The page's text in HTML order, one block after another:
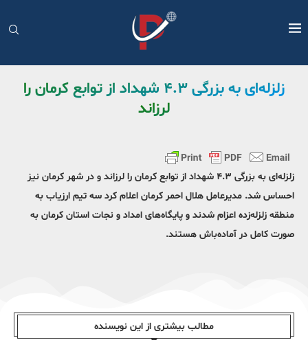
زلزله‌ای به بزرگی ۴.۳ شهداد از توابع کرمان را
لرزاند
زلزله‌ای به بزرگی ۴.۳ شهداد از توابع کرمان را لرزاند و در شهر کرمان نیز
احساس شد. مديرعامل هلال احمر كرمان اعلام کرد سه تيم ارزياب به
منطقه زلزله‌زده اعزام شدند و پايگاه‌هاى امداد و نجات استان كرمان به
صورت كامل در آماده‌باش هستند.
مطالب بیشتری از این نویسندە